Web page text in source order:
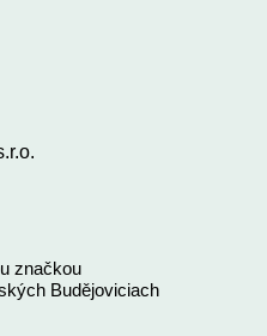
značkou
Budějoviciach